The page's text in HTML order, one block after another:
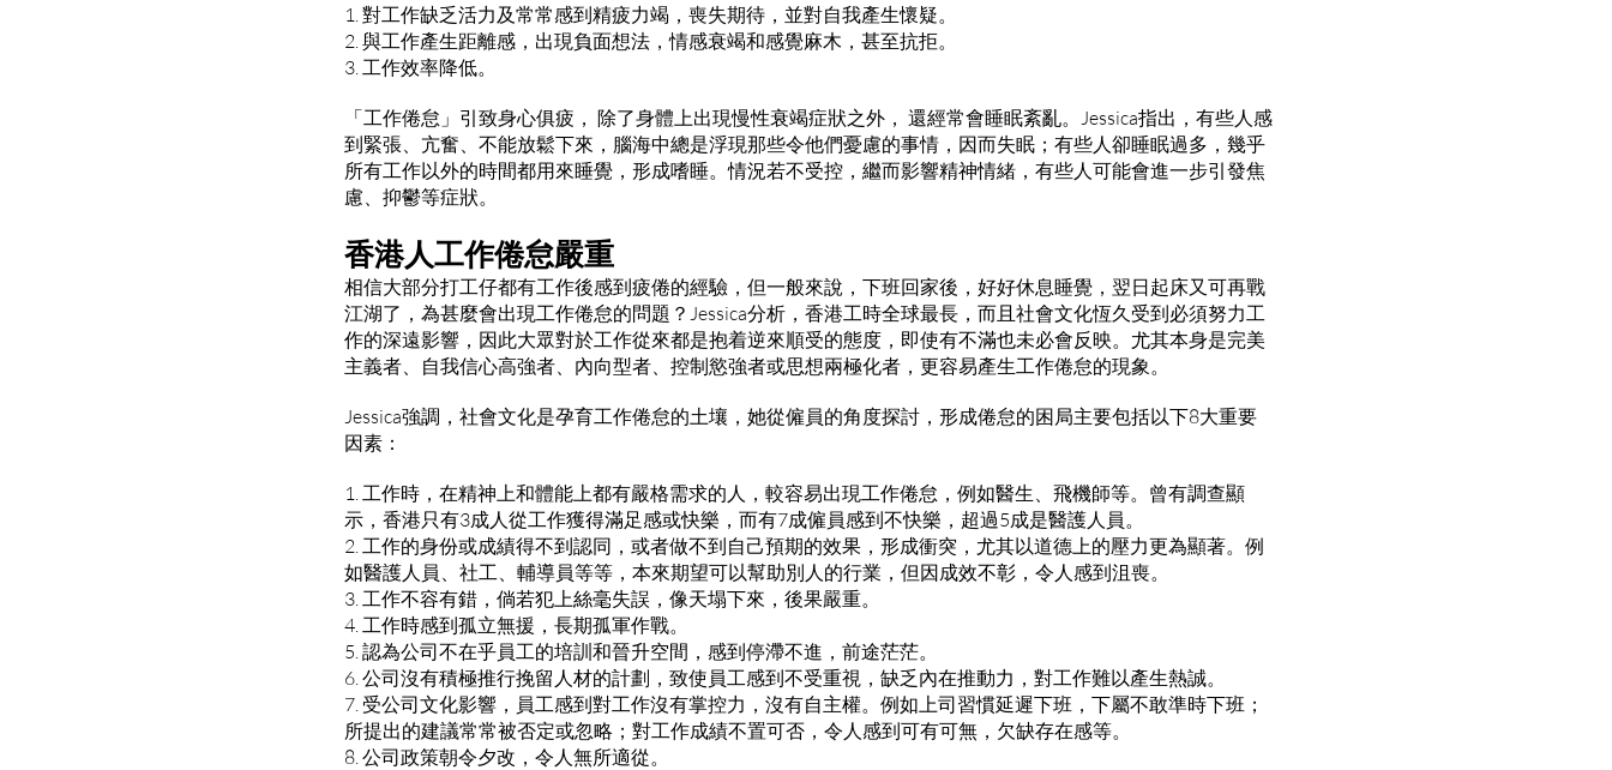
1. 對工作缺乏活力及常常感到精疲力竭，喪失期待，並對自我產生懷疑。
2. 與工作產生距離感，出現負面想法，情感衰竭和感覺麻木，甚至抗拒。
3. 工作效率降低。
「工作倦怠」引致身心俱疲， 除了身體上出現慢性衰竭症狀之外， 還經常會睡眠紊亂。Jessica指出，有些人感
到緊張、亢奮、不能放鬆下來，腦海中總是浮現那些令他們憂慮的事情，因而失眠；有些人卻睡眠過多，幾乎
所有工作以外的時間都用來睡覺，形成嗜睡。情況若不受控，繼而影響精神情緒，有些人可能會進一步引發焦
慮、抑鬱等症狀。
香港人工作倦怠嚴重
相信大部分打工仔都有工作後感到疲倦的經驗，但一般來說，下班回家後，好好休息睡覺，翌日起床又可再戰
江湖了，為甚麼會出現工作倦怠的問題？Jessica分析，香港工時全球最長，而且社會文化恆久受到必須努力工
作的深遠影響，因此大眾對於工作從來都是抱着逆來順受的態度，即使有不滿也未必會反映。尤其本身是完美
主義者、自我信心高強者、內向型者、控制慾強者或思想兩極化者，更容易產生工作倦怠的現象。
Jessica強調，社會文化是孕育工作倦怠的土壤，她從僱員的角度探討，形成倦怠的困局主要包括以下8大重要
因素：
1. 工作時，在精神上和體能上都有嚴格需求的人，較容易出現工作倦怠，例如醫生、飛機師等。曾有調查顯
示，香港只有3成人從工作獲得滿足感或快樂，而有7成僱員感到不快樂，超過5成是醫護人員。
2. 工作的身份或成績得不到認同，或者做不到自己預期的效果，形成衝突，尤其以道德上的壓力更為顯著。例
如醫護人員、社工、輔導員等等，本來期望可以幫助別人的行業，但因成效不彰，令人感到沮喪。
3. 工作不容有錯，倘若犯上絲毫失誤，像天塌下來，後果嚴重。
4. 工作時感到孤立無援，長期孤軍作戰。
5. 認為公司不在乎員工的培訓和晉升空間，感到停滯不進，前途茫茫。
6. 公司沒有積極推行挽留人材的計劃，致使員工感到不受重視，缺乏內在推動力，對工作難以產生熱誠。
7. 受公司文化影響，員工感到對工作沒有掌控力，沒有自主權。例如上司習慣延遲下班，下屬不敢準時下班；
所提出的建議常常被否定或忽略；對工作成績不置可否，令人感到可有可無，欠缺存在感等。
8. 公司政策朝令夕改，令人無所適從。